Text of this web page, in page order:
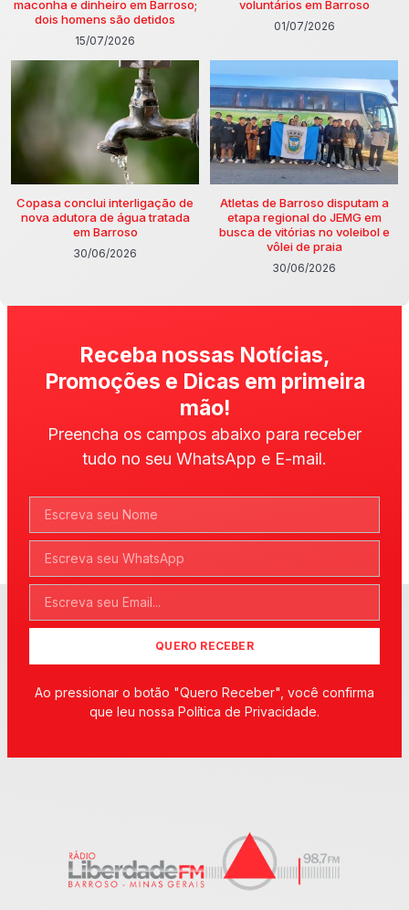
maconha e dinheiro em Barroso;
dois homens são detidos
15/07/2026
voluntários em Barroso
01/07/2026
Copasa conclui interligação de
nova adutora de água tratada
em Barroso
30/06/2026
Atletas de Barroso disputam a
etapa regional do JEMG em
busca de vitórias no voleibol e
vôlei de praia
30/06/2026
Receba nossas Notícias,
Promoções e Dicas em primeira
mão!
Preencha os campos abaixo para receber
tudo no seu WhatsApp e E-mail.
QUERO RECEBER
Ao pressionar o botão "Quero Receber", você confirma
que leu nossa Política de Privacidade.